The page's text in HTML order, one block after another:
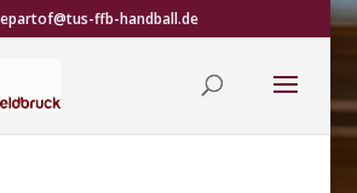
ffb-handball.de